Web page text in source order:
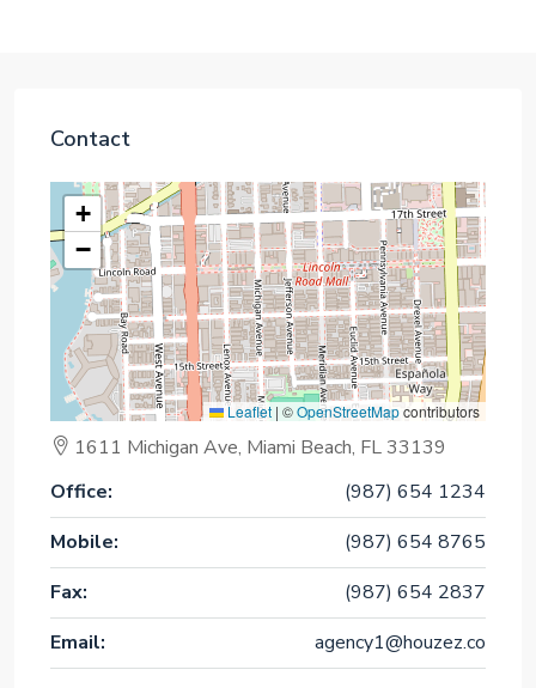
Contact
+
−
Leaflet | ©OpenStreetMapcontributors
1611 Michigan Ave, Miami Beach, FL 33139
Office:
(987) 654 1234
Mobile:
(987) 654 8765
Fax:
(987) 654 2837
Email:
agency1@houzez.co